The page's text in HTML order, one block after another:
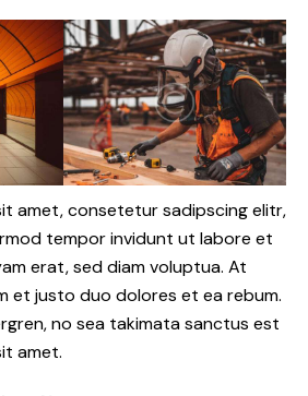
amet, consetetur sadipscing elitr,
tempor invidunt ut labore et
erat, sed diam voluptua. At
et justo duo dolores et ea rebum.
no sea takimata sanctus est
amet.